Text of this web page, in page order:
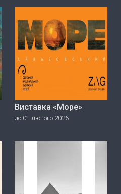
Виставка «Море»
до 01 лютого 2026